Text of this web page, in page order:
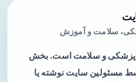
سلامت و آموزش
پزشکی و سلامت است. بخش
مسئولین سایت نوشته یا